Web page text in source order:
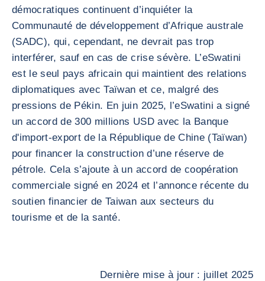
démocratiques continuent d’inquiéter la
Communauté de développement d’Afrique australe
(SADC), qui, cependant, ne devrait pas trop
interférer, sauf en cas de crise sévère. L’eSwatini
est le seul pays africain qui maintient des relations
diplomatiques avec Taïwan et ce, malgré des
pressions de Pékin. En juin 2025, l’eSwatini a signé
un accord de 300 millions USD avec la Banque
d'import-export de la République de Chine (Taïwan)
pour financer la construction d’une réserve de
pétrole. Cela s’ajoute à un accord de coopération
commerciale signé en 2024 et l’annonce récente du
soutien financier de Taiwan aux secteurs du
tourisme et de la santé.
Dernière mise à jour : juillet 2025